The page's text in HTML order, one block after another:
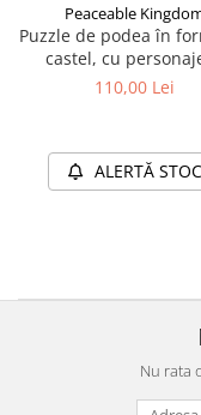
Peaceable
Puzzle de podea în
castel, cu
dragoni, Castle Floor
110,00 Lei
ALERTĂ STOC
Nu rata